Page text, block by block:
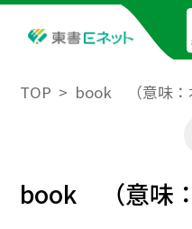
TOP book （意味：
book （意味：